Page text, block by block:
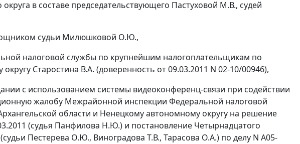
в составе председательствующего Пастуховой М.В., судей
судьи Милюшковой О.Ю.,
налоговой службы по крупнейшим налогоплательщикам по
Старостина В.А. (доверенность от 09.03.2011 N 02-10/00946),
с использованием системы видеоконференц-связи при содействии
жалобу Межрайонной инспекции Федеральной налоговой
области и Ненецкому автономному округу на решение
(судья Панфилова Н.Ю.) и постановление Четырнадцатого
Пестерева О.Ю., Виноградова Т.В., Тарасова О.А.) по делу N А05-